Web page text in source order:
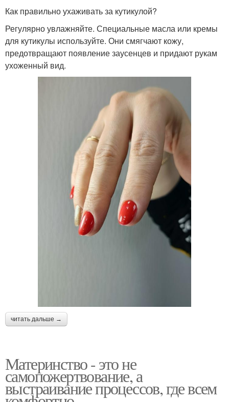
Как правильно ухаживать за кутикулой?
Регулярно увлажняйте. Специальные масла или кремы
для кутикулы используйте. Они смягчают кожу,
предотвращают появление заусенцев и придают рукам
ухоженный вид.
читать дальше →
Материнство - это не
самопожертвование, а
выстраивание процессов, где всем